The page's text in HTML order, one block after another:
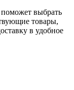
выбрать
товары,
в удобное